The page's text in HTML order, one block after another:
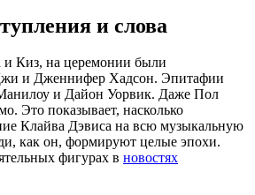
и слова
Киз, на церемонии были
и Дженнифер Хадсон. Эпитафии
и Дайон Уорвик. Даже Пол
Это показывает, насколько
Клайва Дэвиса на всю музыкальную
как он, формируют целые эпохи.
фигурах в новостях